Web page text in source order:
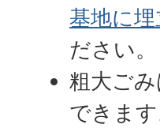
基地に
ださい。
粗大ご
できます